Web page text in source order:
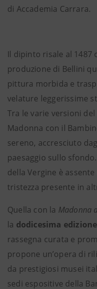
di Accademia Carrara.
Il dipinto risale al 1487
produzione di Bellini
pittura morbida e
velature leggerissime
Tra le varie versioni
Madonna con il
sereno, accresciuto
paesaggio sullo
della Vergine è
tristezza presente in
Quella con la Madonna
la dodicesima
rassegna curata e
propone un’opera di
da prestigiosi musei
sedi espositive della